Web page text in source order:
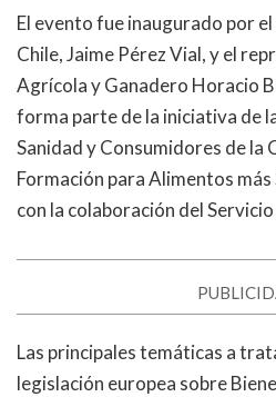
El evento fue inaugurado por el
Chile, Jaime Pérez Vial, y el
Agrícola y Ganadero Horacio
forma parte de la iniciativa de
Sanidad y Consumidores de la
Formación para Alimentos más
con la colaboración del
Las principales temáticas a
legislación europea sobre